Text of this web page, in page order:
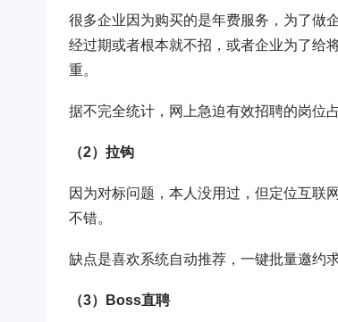
很多企业因为购买的是年费服务，为了做
经过期或者根本就不招，或者企业为了给
重。
据不完全统计，网上急迫有效招聘的岗
（2）拉钩
因为对标问题，本人没用过，但定位互联
不错。
缺点是喜欢系统自动推荐，一键批量邀约
（3）Boss直聘